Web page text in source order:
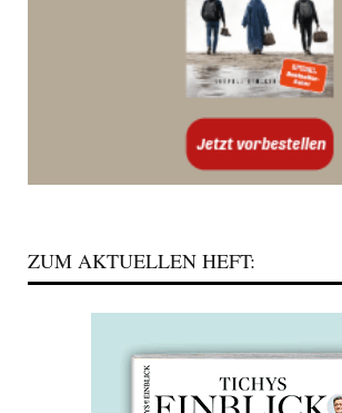
ZUM AKTUELLEN HEFT: